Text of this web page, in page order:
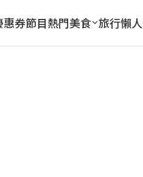
惠券節目熱門美食 旅行懶